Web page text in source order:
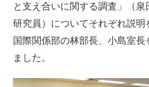
と支え合いに関する調査」（
研究員）についてそれぞれ説明
国際関係部の林部長、小島室
ました。